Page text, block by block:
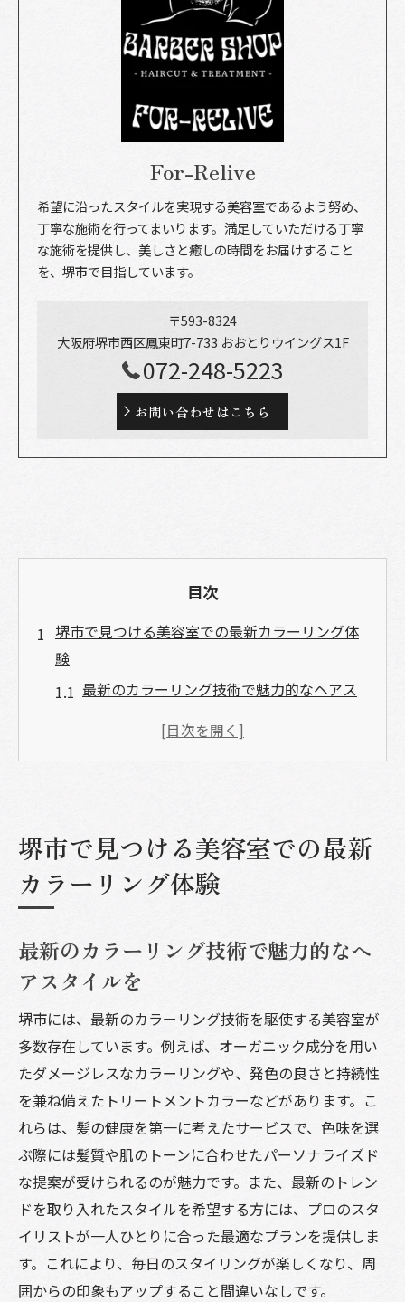
For-Relive
希望に沿ったスタイルを実現する美容室であるよう努め、
丁寧な施術を行ってまいります。満足していただける丁寧
な施術を提供し、美しさと癒しの時間をお届けすること
を、堺市で目指しています。
〒593-8324
大阪府堺市西区鳳東町7-733 おおとりウイングス1F
072-248-5223
お問い合わせはこちら
目次
堺市で見つける美容室での最新カラーリング体
験
最新のカラーリング技術で魅力的なヘアス
堺市の美容室で体験するトレンドカラー
カラーリングの基礎知識と堺市での流行
個性を引き立てるスタイルの選び方
髪の健康を考えたカラーリング体験
功の秘訣
信頼できる美容室の選び方
堺市でのカラーリング施術の流れ
カウンセリングで理想を現実に
色持ちを良くするメンテナンスの重要性
実際のお客様の声から学ぶサロン選び
自分に合ったサロンを見つける方法
堺市の美容室で叶えるトレンドカラーリングの
魅力
最新トレンドカラーの魅力とは
堺市で人気のカラーリングスタイル
季節ごとのおすすめカラーリング
堺市で見つける美容室での最新
カラーリング体験
最新のカラーリング技術で魅力的なヘ
アスタイルを
堺市には、最新のカラーリング技術を駆使する美容室が
多数存在しています。例えば、オーガニック成分を用い
たダメージレスなカラーリングや、発色の良さと持続性
を兼ね備えたトリートメントカラーなどがあります。こ
れらは、髪の健康を第一に考えたサービスで、色味を選
ぶ際には髪質や肌のトーンに合わせたパーソナライズド
な提案が受けられるのが魅力です。また、最新のトレン
ドを取り入れたスタイルを希望する方には、プロのスタ
イリストが一人ひとりに合った最適なプランを提供しま
す。これにより、毎日のスタイリングが楽しくなり、周
囲からの印象もアップすること間違いなしです。